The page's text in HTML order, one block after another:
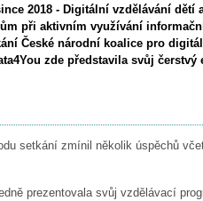
2018 - Digitální vzdělávání dětí
při aktivním využívání
České národní koalice pro
zde představila svůj čerstvý
setkání zmínil několik úspěchů
prezentovala svůj vzdělávací